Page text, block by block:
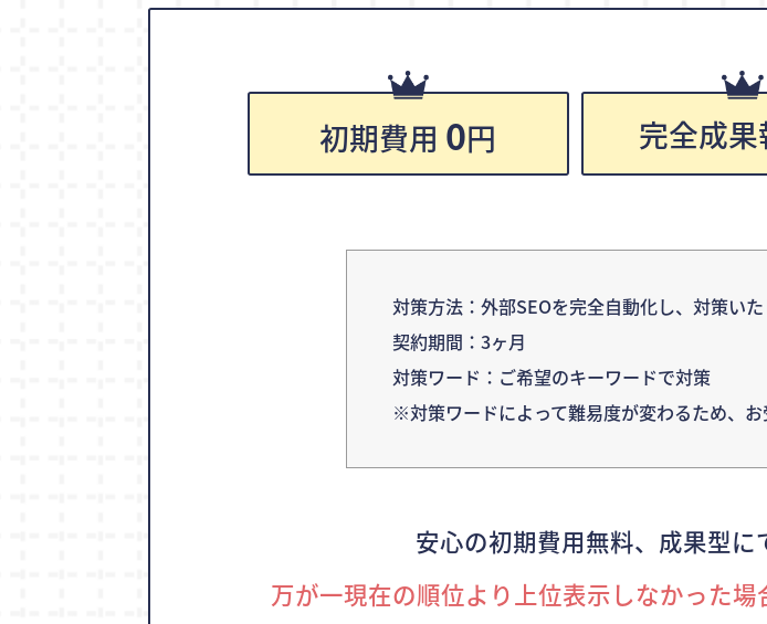
初期費用 0円 完全成
対策方法：外部SEOを完全自動化し、対策いた
契約期間：3ヶ月
対策ワード：ご希望のキーワードで対策
※対策ワードによって難易度が変わるため、
安心の初期費用無料、成果型に
万が一現在の順位より上位表示しなかった場